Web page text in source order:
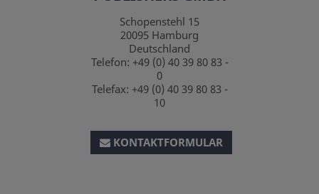
Schopenstehl 15
20095 Hamburg
Deutschland
Telefon: +49 (0) 40 39 80 83 -
0
Telefax: +49 (0) 40 39 80 83 -
10
KONTAKTFORMULAR